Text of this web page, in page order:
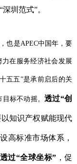
圳范式”。
也是APEC中国年，要
在服务经济社会发展
五五”是承前启后的关
目标不动摇。透过“创
知识产权赋能现代
高标准市场体系，
透过“全球坐标” ，促